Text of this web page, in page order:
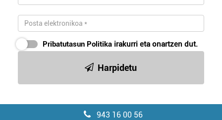
Pribatutasun Politika irakurri eta onartzen dut.
Harpidetu
943 16 00 56